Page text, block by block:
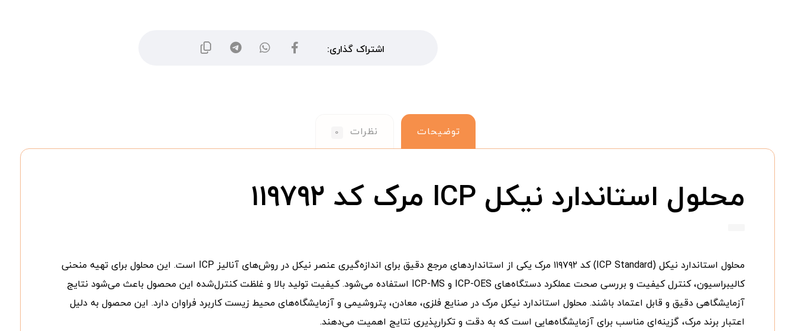
توضیحات نظرات ۰
محلول استاندارد نیکل ICP مرک کد ۱۱۹۷۹۲
محلول استاندارد نیکل (ICP Standard) کد ۱۱۹۷۹۲ مرک یکی از استانداردهای مرجع دقیق برای اندازه‌گیری عنصر نیکل در روش‌های آنالیز ICP است. این محلول برای تهیه منحنی
کالیبراسیون، کنترل کیفیت و بررسی صحت عملکرد دستگاه‌های ICP-OES و ICP-MS استفاده می‌شود. کیفیت تولید بالا و غلظت کنترل‌شده این محصول باعث می‌شود نتایج
آزمایشگاهی دقیق و قابل اعتماد باشند. محلول استاندارد نیکل مرک در صنایع فلزی، معادن، پتروشیمی و آزمایشگاه‌های محیط زیست کاربرد فراوان دارد. این محصول به دلیل
اعتبار برند مرک، گزینه‌ای مناسب برای آزمایشگاه‌هایی است که به دقت و تکرارپذیری نتایج اهمیت می‌دهند.